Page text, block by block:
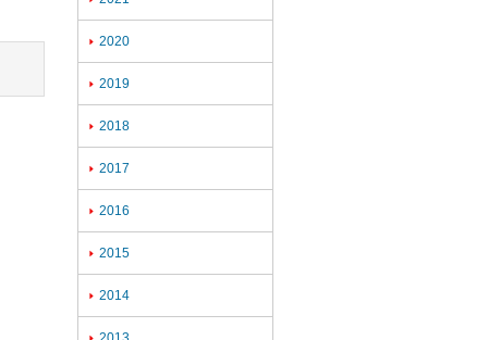
 2020
 2019
 2018
 2017
 2016
 2015
 2014